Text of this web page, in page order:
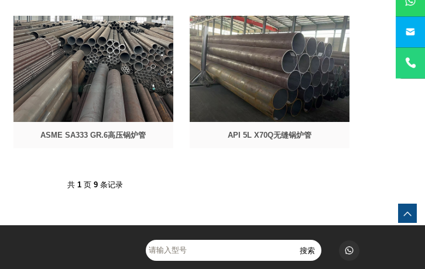
ASME SA333 GR.6高压锅炉管 API 5L X70Q无缝锅炉管
共 1 页 9 条记录
搜索